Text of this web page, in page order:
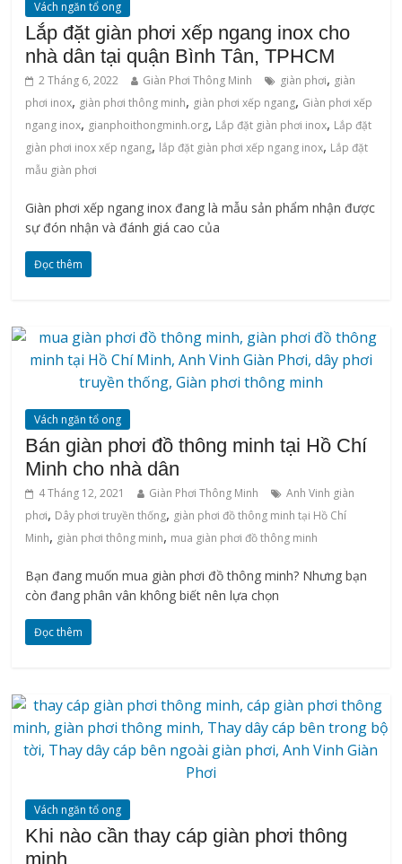
Vách ngăn tổ ong
Lắp đặt giàn phơi xếp ngang inox cho
nhà dân tại quận Bình Tân, TPHCM
2 Tháng 6, 2022 Giàn Phơi Thông Minh giàn phơi, giàn
phơi inox, ‌giàn‌ ‌phơi‌ ‌thông‌ ‌minh, giàn phơi xếp ngang, Giàn phơi xếp
ngang inox, gianphoithongminh.org, Lắp đặt giàn phơi inox, Lắp đặt
giàn phơi inox xếp ngang, lắp đặt giàn phơi xếp ngang inox, Lắp đặt
mẫu giàn phơi
Giàn phơi xếp ngang inox đang là mẫu sản phẩm nhận được
sự đón nhận và đánh giá cao của
Đọc thêm
Vách ngăn tổ ong
Bán giàn phơi đồ thông minh tại Hồ Chí
Minh cho nhà dân
4 Tháng 12, 2021 Giàn Phơi Thông Minh
Anh Vinh giàn
phơi, Dây phơi truyền thống, giàn phơi đồ thông minh tại Hồ Chí
Minh, ‌giàn‌ ‌phơi‌ ‌thông‌ ‌minh, mua giàn phơi đồ thông minh
Bạn đang muốn mua giàn phơi đồ thông minh? Nhưng bạn
còn đang phân vân không biết nên lựa chọn
Đọc thêm
Vách ngăn tổ ong
Khi nào cần thay cáp giàn phơi thông
minh